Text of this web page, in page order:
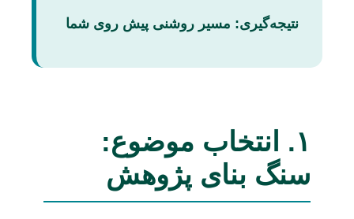
نتیجه‌گیری: مسیر روشنی پیش روی شما
۱. انتخاب موضوع:
سنگ بنای پژوهش